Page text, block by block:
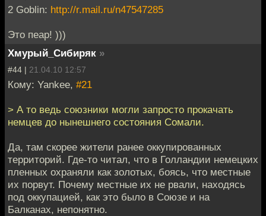
2 Goblin: http://r.mail.ru/n47547285
Это пеар! )))
Хмурый_Сибиряк »
#44 | 21.04.10 12:57
Кому: Yankee, #21
> А то ведь союзники могли запросто прокачать
немцев до нынешнего состояния Сомали.
Да, там скорее жители ранее оккупированных
территорий. Где-то читал, что в Голландии немецких
пленных охраняли как золотых, боясь, что местные
их порвут. Почему местные их не рвали, находясь
под оккупацией, как это было в Союзе и на
Балканах, непонятно.